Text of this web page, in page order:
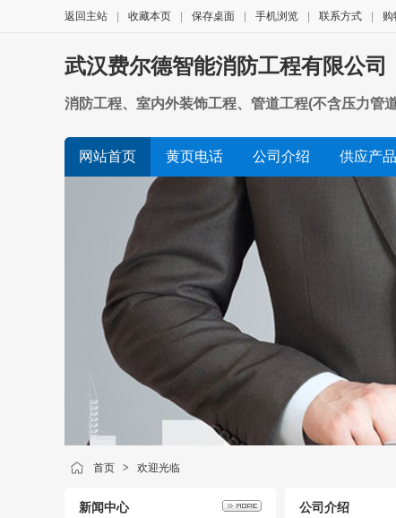
返回主站 收藏本页 保存桌面 手机浏览 联系方式 购
武汉费尔德智能消防工程有限公司
消防工程、室内外装饰工程、管道工程(不含压力管
网站首页
黄页电话 公司介绍 供应产品
首页 > 欢迎光临
新闻中心 公司介绍